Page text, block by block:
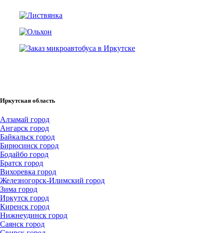
Иркутская область
Алзамай город
Ангарск город
Байкальск город
Бирюсинск город
Бодайбо город
Братск город
Вихоревка город
Железногорск-Илимский город
Зима город
Иркутск город
Киренск город
Нижнеудинск город
Саянск город